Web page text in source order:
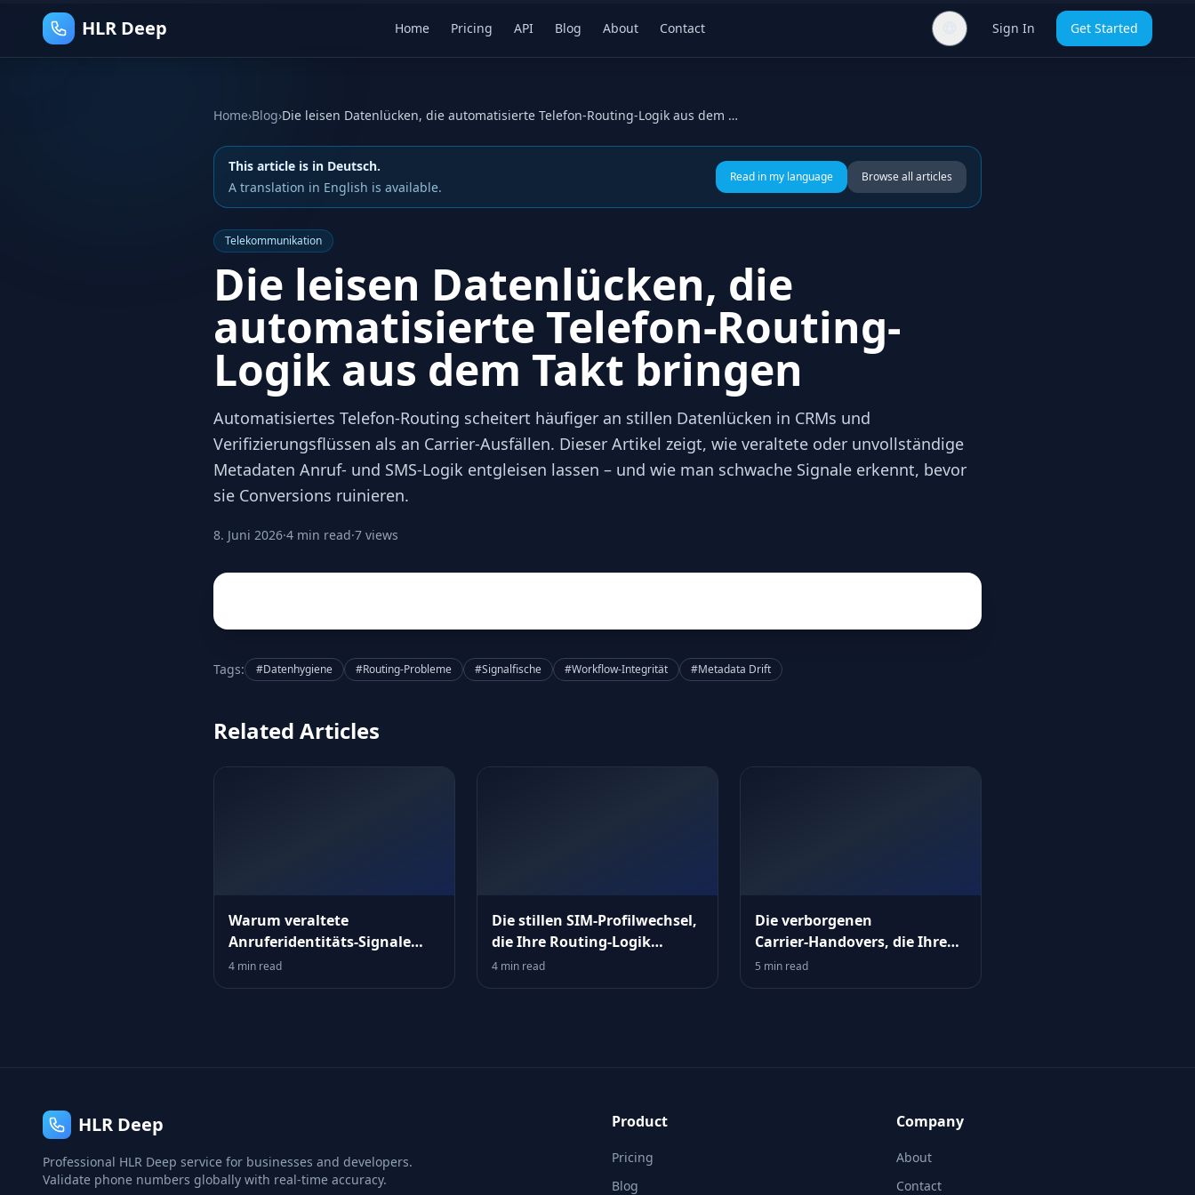
HLR Deep Home Pricing API Blog About Contact Sign In Get Started
Home›Blog› Die leisen Datenlücken, die automatisierte Telefon-Routing-Logik aus dem Takt bringen
This article is in Deutsch.
A translation in English is available.
Read in my language Browse all articles
Telekommunikation
Die leisen Datenlücken, die
automatisierte Telefon-Routing-
Logik aus dem Takt bringen
Automatisiertes Telefon-Routing scheitert häufiger an stillen Datenlücken in CRMs und
Verifizierungsflüssen als an Carrier-Ausfällen. Dieser Artikel zeigt, wie veraltete oder unvollständige
Metadaten Anruf- und SMS-Logik entgleisen lassen – und wie man schwache Signale erkennt, bevor
sie Conversions ruinieren.
8. Juni 2026·4 min read·7 views
Tags: #Datenhygiene #Routing‑Probleme #Signalfische #Workflow-Integrität #Metadata Drift
Related Articles
Warum veraltete
Anruferidentitäts‑Signale
Ihren Funnel leise
untergraben
4 min read
Die stillen SIM‑Profilwechsel,
die Ihre Routing‑Logik
aushebeln
4 min read
Die verborgenen
Carrier‑Handovers, die Ihre
Erreichbarkeitslogik
verwirren
5 min read
HLR Deep
Professional HLR Deep service for businesses and developers.
Validate phone numbers globally with real-time accuracy.
Product
Pricing
Blog
Company
About
Contact